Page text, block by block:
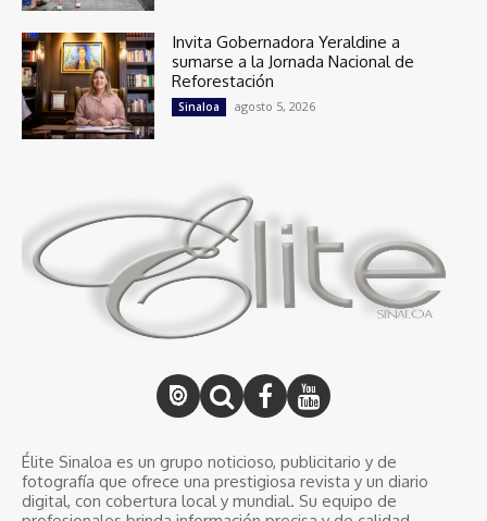
Invita Gobernadora Yeraldine a
sumarse a la Jornada Nacional de
Reforestación
Sinaloa agosto 5, 2026
Élite Sinaloa es un grupo noticioso, publicitario y de
fotografía que ofrece una prestigiosa revista y un diario
digital, con cobertura local y mundial. Su equipo de